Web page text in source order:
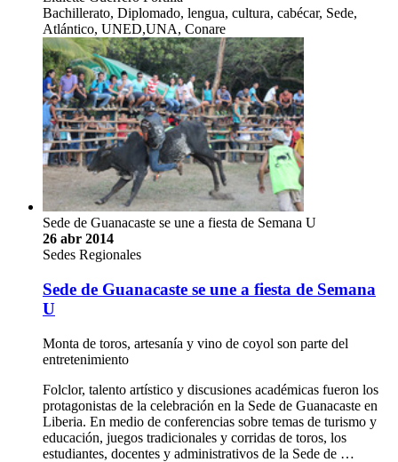
Bachillerato, Diplomado, lengua, cultura, cabécar, Sede,
Atlántico, UNED,UNA, Conare
Sede de Guanacaste se une a fiesta de Semana U
26 abr 2014
Sedes Regionales
Sede de Guanacaste se une a fiesta de Semana
U
Monta de toros, artesanía y vino de coyol son parte del
entretenimiento
Folclor, talento artístico y discusiones académicas fueron los
protagonistas de la celebración en la Sede de Guanacaste en
Liberia. En medio de conferencias sobre temas de turismo y
educación, juegos tradicionales y corridas de toros, los
estudiantes, docentes y administrativos de la Sede de …